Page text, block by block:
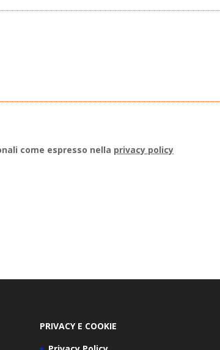
come espresso nella privacy policy
PRIVACY E COOKIE